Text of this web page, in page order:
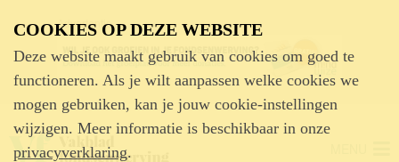
Advertentie
COOKIES OP DEZE WEBSITE
Deze website maakt gebruik van cookies om goed te
functioneren. Als je wilt aanpassen welke cookies we
mogen gebruiken, kan je jouw cookie-instellingen
wijzigen. Meer informatie is beschikbaar in onze
privacyverklaring.